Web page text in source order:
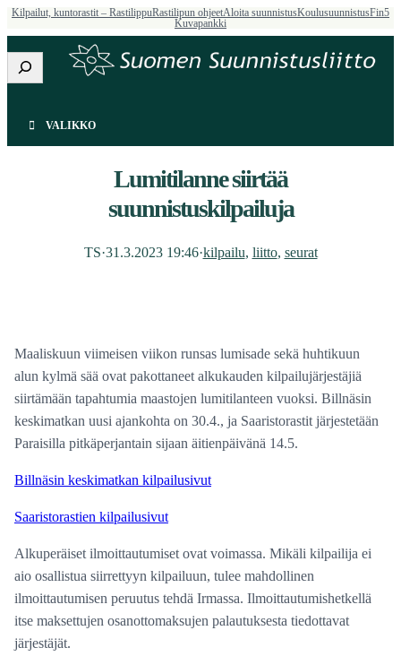
Kilpailut, kuntorastit – RastilippuRastilipun ohjeetAloita suunnistusKoulusuunnistusFin5
Kuvapankki
Etsi
VALIKKO
Lumitilanne siirtää
suunnistuskilpailuja
TS·31.3.2023 19:46·kilpailu, liitto, seurat
Maaliskuun viimeisen viikon runsas lumisade sekä huhtikuun
alun kylmä sää ovat pakottaneet alkukauden kilpailujärjestäjiä
siirtämään tapahtumia maastojen lumitilanteen vuoksi. Billnäsin
keskimatkan uusi ajankohta on 30.4., ja Saaristorastit järjestetään
Paraisilla pitkäperjantain sijaan äitienpäivänä 14.5.
Billnäsin keskimatkan kilpailusivut
Saaristorastien kilpailusivut
Alkuperäiset ilmoittautumiset ovat voimassa. Mikäli kilpailija ei
aio osallistua siirrettyyn kilpailuun, tulee mahdollinen
ilmoittautumisen peruutus tehdä Irmassa. Ilmoittautumishetkellä
itse maksettujen osanottomaksujen palautuksesta tiedottavat
järjestäjät.